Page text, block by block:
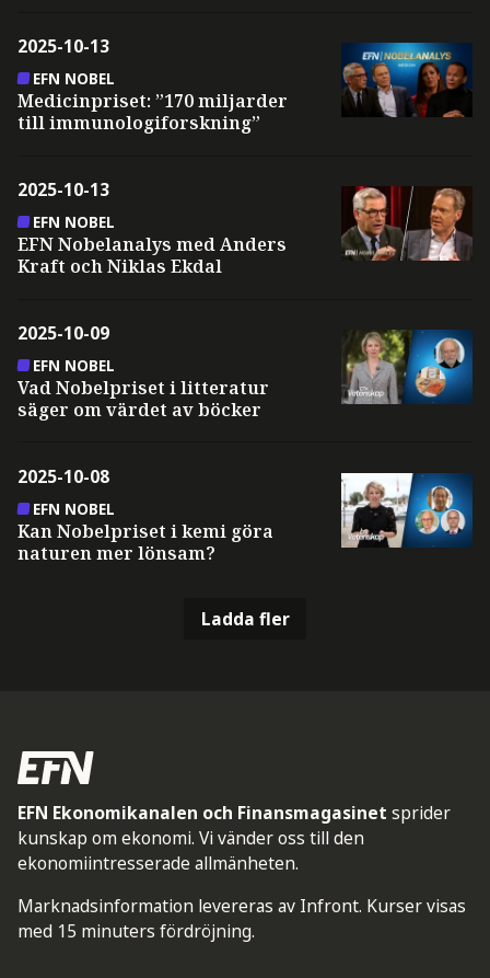
2025-10-13
EFN NOBEL
Medicinpriset: ”170 miljarder
till immunologiforskning”
2025-10-13
EFN NOBEL
EFN Nobelanalys med Anders
Kraft och Niklas Ekdal
2025-10-09
EFN NOBEL
Vad Nobelpriset i litteratur
säger om värdet av böcker
2025-10-08
EFN NOBEL
Kan Nobelpriset i kemi göra
naturen mer lönsam?
Ladda fler
EFN Ekonomikanalen och Finansmagasinet sprider
kunskap om ekonomi. Vi vänder oss till den
ekonomiintresserade allmänheten.
Marknadsinformation levereras av Infront. Kurser visas
med 15 minuters fördröjning.